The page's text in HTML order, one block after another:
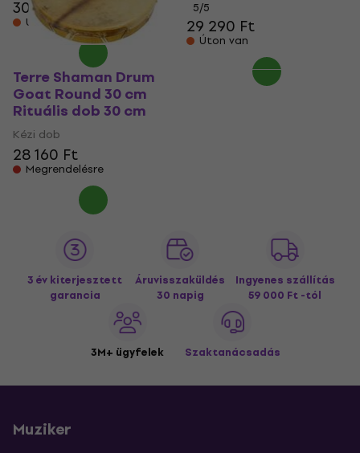
30 090 Ft
Úton van
5/5
29 290 Ft
Úton van
Terre Shaman Drum
Goat Round 30 cm
Rituális dob 30 cm
Kézi dob
28 160 Ft
Megrendelésre
3 év kiterjesztett
garancia
Áruvisszaküldés
30 napig
Ingyenes szállítás
59 000 Ft -tól
3M+ ügyfelek Szaktanácsadás
Muziker